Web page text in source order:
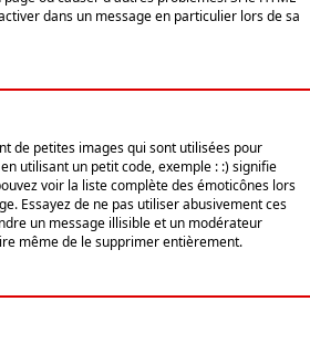
dans un message en particulier lors de sa
de petites images qui sont utilisées pour
utilisant un petit code, exemple : :) signifie
voir la liste complète des émoticônes lors
Essayez de ne pas utiliser abusivement ces
un message illisible et un modérateur
même de le supprimer entièrement.